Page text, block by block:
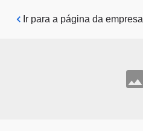
Pular para o conteúdo
Ir para a página da empresa